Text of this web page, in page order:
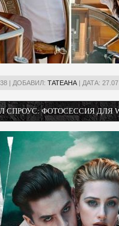
| ДОБАВИЛ: ТАТЕАНА | ДАТА:
ФОТОСЕССИЯ ДЛЯ W